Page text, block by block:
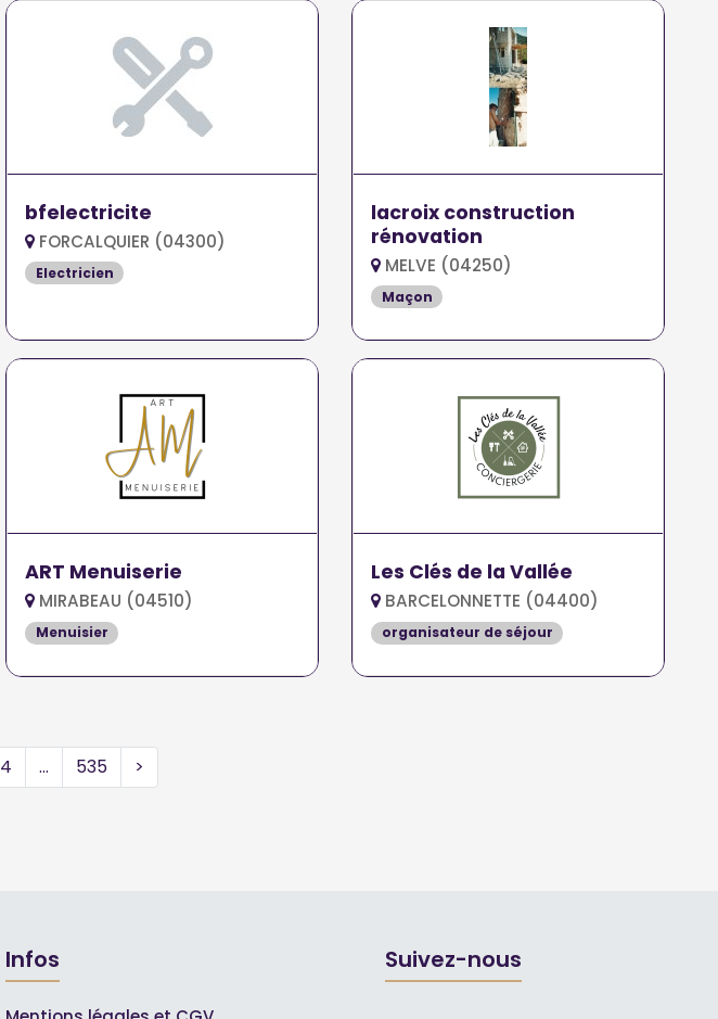
bfelectricite
FORCALQUIER (04300)
Electricien
lacroix construction
rénovation
MELVE (04250)
Maçon
ART Menuiserie
MIRABEAU (04510)
Menuisier
Les Clés de la Vallée
BARCELONNETTE (04400)
organisateur de séjour
4 ... 535 >
Infos Suivez-nous